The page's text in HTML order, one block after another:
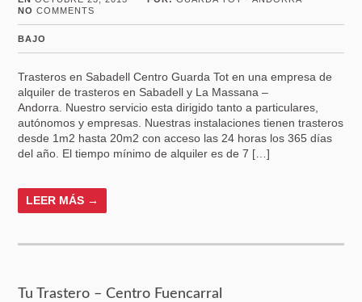
NO COMMENTS
BAJO
Trasteros en Sabadell Centro Guarda Tot en una empresa de
alquiler de trasteros en Sabadell y La Massana –
Andorra. Nuestro servicio esta dirigido tanto a particulares,
autónomos y empresas. Nuestras instalaciones tienen trasteros
desde 1m2 hasta 20m2 con acceso las 24 horas los 365 días
del año. El tiempo mínimo de alquiler es de 7 […]
LEER MÁS →
Tu Trastero – Centro Fuencarral